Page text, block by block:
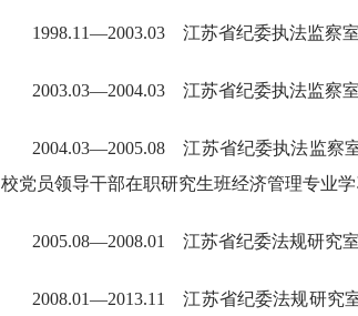
1998.11—2003.03 江苏省纪委执法监察
2003.03—2004.03 江苏省纪委执法监察
2004.03—2005.08 江苏省纪委执法监察
校党员领导干部在职研究生班经济管理专业学
2005.08—2008.01 江苏省纪委法规研究
2008.01—2013.11 江苏省纪委法规研究